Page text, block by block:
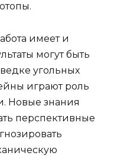
имеет и
могут быть
угольных
играют роль
Новые знания
перспективные